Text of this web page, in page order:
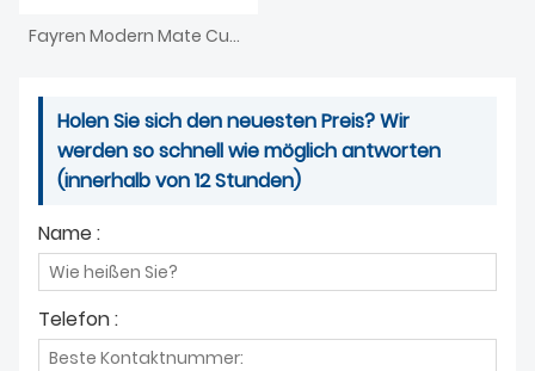
Fayren Modern Mate Cup Mate-Teetasse aus 18/8 Edelstahl. Die kreative Kaffeetasse ist hitze- und kältebeständig
Holen Sie sich den neuesten Preis? Wir
werden so schnell wie möglich antworten
(innerhalb von 12 Stunden)
Name :
Telefon :